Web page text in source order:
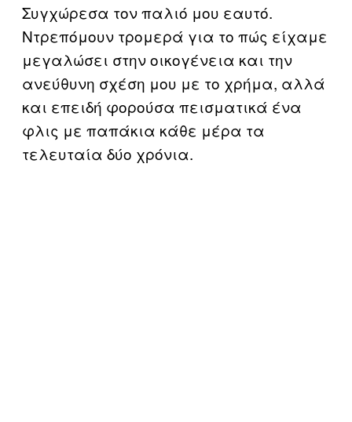
Συγχώρεσα τον παλιό μου εαυτό.
Ντρεπόμουν τρομερά για το πώς είχαμε
μεγαλώσει στην οικογένεια και την
ανεύθυνη σχέση μου με το χρήμα, αλλά
και επειδή φορούσα πεισματικά ένα
φλις με παπάκια κάθε μέρα τα
τελευταία δύο χρόνια.